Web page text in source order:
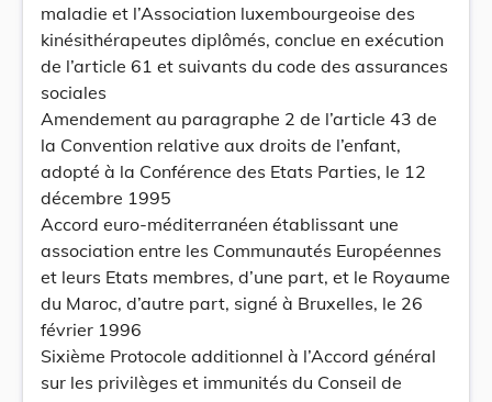
maladie et l’Association luxembourgeoise des
kinésithérapeutes diplômés, conclue en exécution
de l’article 61 et suivants du code des assurances
sociales
Amendement au paragraphe 2 de l’article 43 de
la Convention relative aux droits de l’enfant,
adopté à la Conférence des Etats Parties, le 12
décembre 1995
Accord euro-méditerranéen établissant une
association entre les Communautés Européennes
et leurs Etats membres, d’une part, et le Royaume
du Maroc, d’autre part, signé à Bruxelles, le 26
février 1996
Sixième Protocole additionnel à l’Accord général
sur les privilèges et immunités du Conseil de